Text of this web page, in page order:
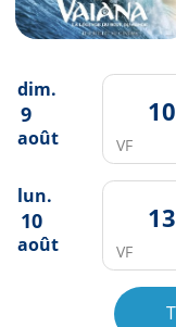
dim.
9
août VF
lun.
10
août VF